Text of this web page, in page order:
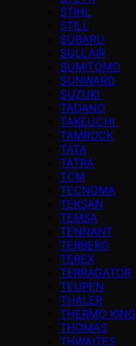
STIHL
STILL
SUBARU
SULLAIR
SUMITOMO
SUNWARD
SUZUKI
TADANO
TAKEUCHI
TAMROCK
TATA
TATRA
TCM
TECNOMA
TEKSAN
TEMSA
TENNANT
TERBERG
TEREX
TERRAGATOR
TEUPEN
THALER
THERMO KING
THOMAS
THWAITES